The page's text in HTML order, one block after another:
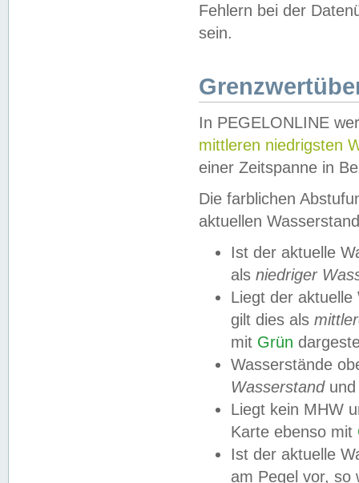
Fehlern bei der
sein.
In PEGELONLINE
mittleren niedrigsten
einer Zeitspanne in
Die farblichen
aktuellen
Ist der aktuelle
als niedriger
Liegt der
gilt dies als
mit Grün
Wasserstände
Wasserstandund
Liegt kein MHW
Karte ebenso mit
Ist der aktuelle
am Pegel vor,